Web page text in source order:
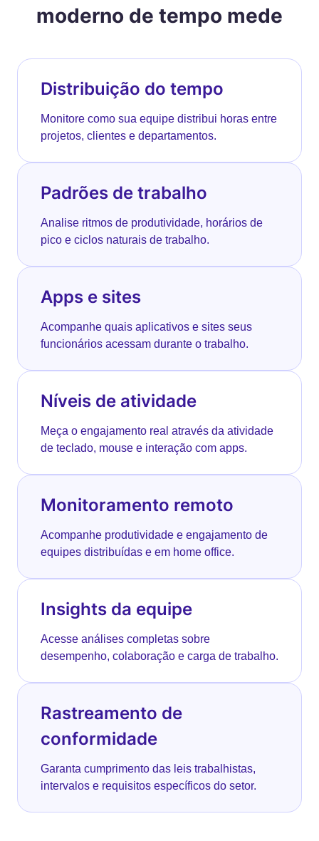
moderno de tempo mede
Distribuição do tempo
Monitore como sua equipe distribui horas entre
projetos, clientes e departamentos.
Padrões de trabalho
Analise ritmos de produtividade, horários de
pico e ciclos naturais de trabalho.
Apps e sites
Acompanhe quais aplicativos e sites seus
funcionários acessam durante o trabalho.
Níveis de atividade
Meça o engajamento real através da atividade
de teclado, mouse e interação com apps.
Monitoramento remoto
Acompanhe produtividade e engajamento de
equipes distribuídas e em home office.
Insights da equipe
Acesse análises completas sobre
desempenho, colaboração e carga de trabalho.
Rastreamento de
conformidade
Garanta cumprimento das leis trabalhistas,
intervalos e requisitos específicos do setor.